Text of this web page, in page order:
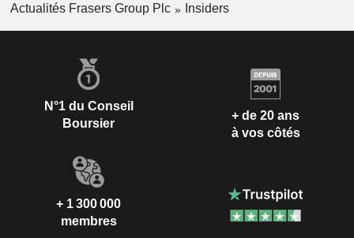
Actualités Frasers Group Plc
Insiders
N°1 du Conseil
Boursier
+ de 20 ans
à vos côtés
+ 1 300 000
membres